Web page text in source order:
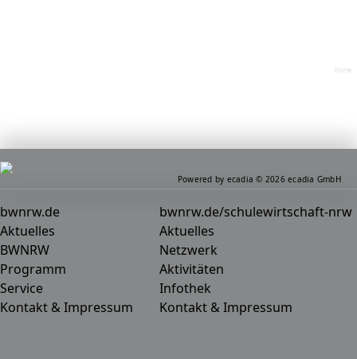
home
bwnrw.de
Aktuelles
BWNRW
Programm
Service
Kontakt & Impressum
bwnrw.de/schulewirtschaft-nrw
Aktuelles
Netzwerk
Aktivitäten
Infothek
Kontakt & Impressum
Powered by ecadia © 2026 ecadia GmbH